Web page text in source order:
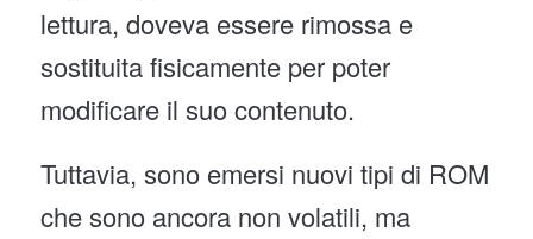
lettura, doveva essere rimossa e
sostituita fisicamente per poter
modificare il suo contenuto.
Tuttavia, sono emersi nuovi tipi di ROM
che sono ancora non volatili, ma